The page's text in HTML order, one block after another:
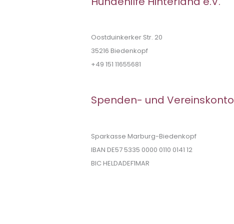
Oostduinkerker Str. 20
35216 Biedenkopf
+49 151 11655681
Spenden- und Vereinskonto
Sparkasse Marburg-Biedenkopf
IBAN DE57 5335 0000 0110 0141 12
BIC HELDADEF1MAR